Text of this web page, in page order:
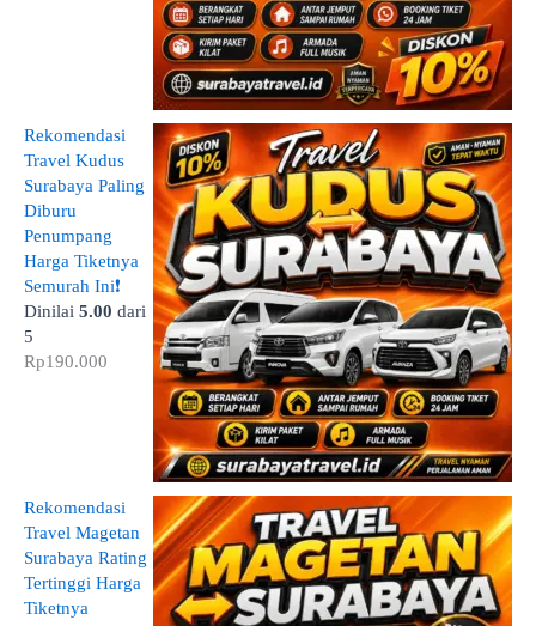
Rekomendasi
Travel Kudus
Surabaya Paling
Diburu
Penumpang
Harga Tiketnya
Semurah Ini❗
Dinilai 5.00 dari
5
Rp190.000
Rekomendasi
Travel Magetan
Surabaya Rating
Tertinggi Harga
Tiketnya